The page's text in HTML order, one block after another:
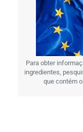
Para obter
ingredientes,
que contém